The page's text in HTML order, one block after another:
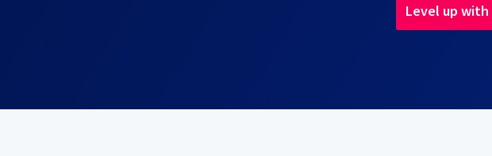
Level up with